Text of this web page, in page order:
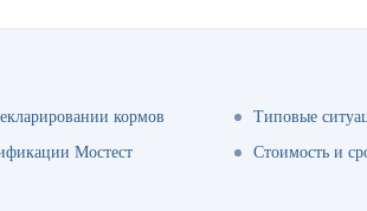
кормов
Типовые
Мостест
Стоимость и